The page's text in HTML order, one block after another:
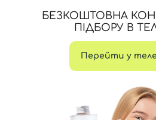
БЕЗКОШТОВНА
ПІДБОРУ В
Перейти у
приймаєте умови Угоди
Увійти за